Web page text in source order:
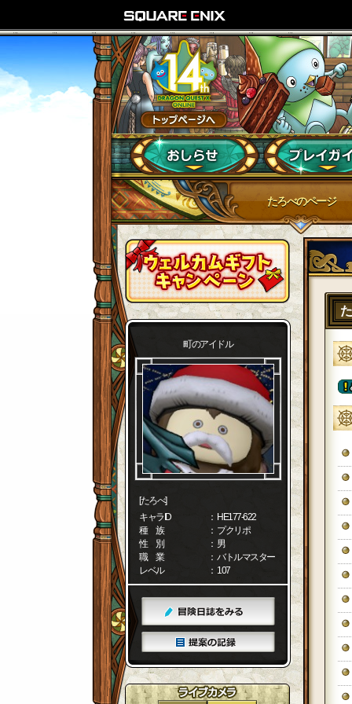
たろべのページ
町のアイドル
[たろべ]
キャラID
： HE177-622
種 族
： プクリポ
性 別
： 男
職 業
： バトルマスター
レベル
： 107